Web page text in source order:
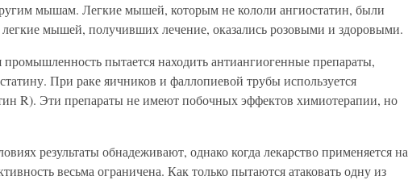
мышам. Легкие мышей, которым не кололи ангиостатин, были
мышей, получивших лечение, оказались розовыми и здоровыми.
промышленность пытается находить антиангиогенные препараты,
При раке яичников и фаллопиевой трубы используется
R). Эти препараты не имеют побочных эффектов химиотерапии, но
результаты обнадеживают, однако когда лекарство применяется на
весьма ограничена. Как только пытаются атаковать одну из